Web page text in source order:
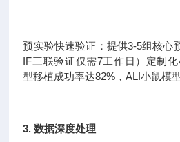
预实验快速验证：提供3-5组核心
IF三联验证仅需7工作日）定制
型移植成功率达82%，ALI小鼠模
3. 数据深度处理